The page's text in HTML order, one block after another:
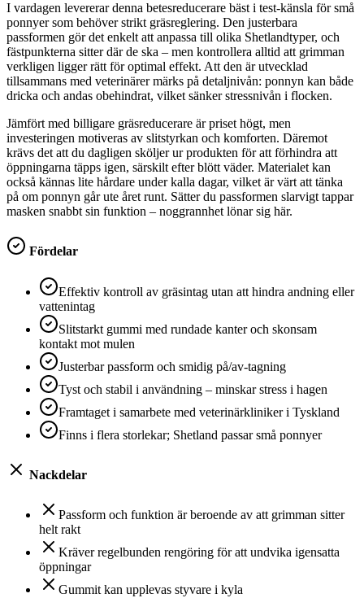
I vardagen levererar denna betesreducerare bäst i test-känsla för små
ponnyer som behöver strikt gräsreglering. Den justerbara
passformen gör det enkelt att anpassa till olika Shetlandtyper, och
fästpunkterna sitter där de ska – men kontrollera alltid att grimman
verkligen ligger rätt för optimal effekt. Att den är utvecklad
tillsammans med veterinärer märks på detaljnivån: ponnyn kan både
dricka och andas obehindrat, vilket sänker stressnivån i flocken.
Jämfört med billigare gräsreducerare är priset högt, men
investeringen motiveras av slitstyrkan och komforten. Däremot
krävs det att du dagligen sköljer ur produkten för att förhindra att
öppningarna täpps igen, särskilt efter blött väder. Materialet kan
också kännas lite hårdare under kalla dagar, vilket är värt att tänka
på om ponnyn går ute året runt. Sätter du passformen slarvigt tappar
masken snabbt sin funktion – noggrannhet lönar sig här.
Fördelar
Effektiv kontroll av gräsintag utan att hindra andning eller
vattenintag
Slitstarkt gummi med rundade kanter och skonsam
kontakt mot mulen
Justerbar passform och smidig på/av-tagning
Tyst och stabil i användning – minskar stress i hagen
Framtaget i samarbete med veterinärkliniker i Tyskland
Finns i flera storlekar; Shetland passar små ponnyer
Nackdelar
Passform och funktion är beroende av att grimman sitter
helt rakt
Kräver regelbunden rengöring för att undvika igensatta
öppningar
Gummit kan upplevas styvare i kyla